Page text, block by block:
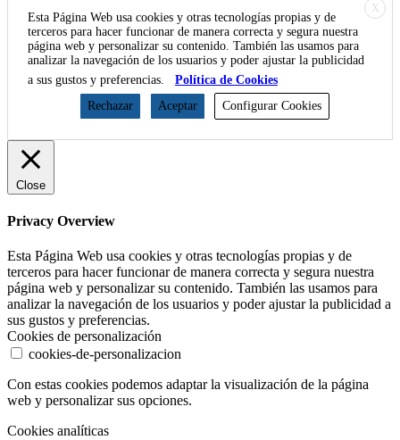
X
Esta Página Web usa cookies y otras tecnologías propias y de
terceros para hacer funcionar de manera correcta y segura nuestra
página web y personalizar su contenido. También las usamos para
analizar la navegación de los usuarios y poder ajustar la publicidad
a sus gustos y preferencias.
Política de Cookies
Rechazar
Aceptar Configurar Cookies
Close
Privacy Overview
Esta Página Web usa cookies y otras tecnologías propias y de
terceros para hacer funcionar de manera correcta y segura nuestra
página web y personalizar su contenido. También las usamos para
analizar la navegación de los usuarios y poder ajustar la publicidad a
sus gustos y preferencias.
Cookies de personalización
cookies-de-personalizacion
Con estas cookies podemos adaptar la visualización de la página
web y personalizar sus opciones.
Cookies analíticas